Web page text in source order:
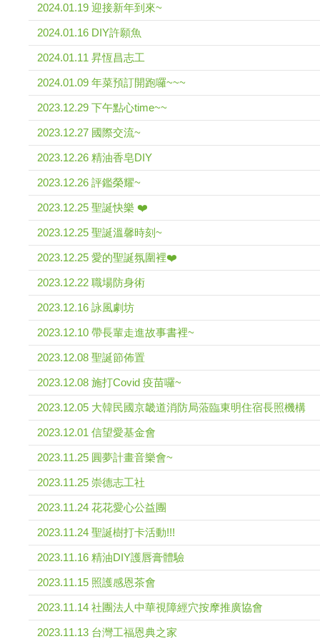
2024.01.19 迎接新年到來~
2024.01.16 DIY許願魚
2024.01.11 昇恆昌志工
2024.01.09 年菜預訂開跑囉~~~
2023.12.29 下午點心time~~
2023.12.27 國際交流~
2023.12.26 精油香皂DIY
2023.12.26 評鑑榮耀~
2023.12.25 聖誕快樂 ❤️
2023.12.25 聖誕溫馨時刻~
2023.12.25 愛的聖誕氛圍裡❤️
2023.12.22 職場防身術
2023.12.16 詠風劇坊
2023.12.10 帶長輩走進故事書裡~
2023.12.08 聖誕節佈置
2023.12.08 施打Covid 疫苗囉~
2023.12.05 大韓民國京畿道消防局蒞臨東明住宿長照機構
2023.12.01 信望愛基金會
2023.11.25 圓夢計畫音樂會~
2023.11.25 崇德志工社
2023.11.24 花花愛心公益團
2023.11.24 聖誕樹打卡活動!!!
2023.11.16 精油DIY護唇膏體驗
2023.11.15 照護感恩茶會
2023.11.14 社團法人中華視障經穴按摩推廣協會
2023.11.13 台灣工福恩典之家